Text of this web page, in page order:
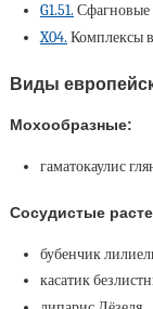
G1.51. Сфагновые
X04. Комплексы
Виды
Мохообразные:
гаматокаулис
Сосудистые
бубенчик
касатик